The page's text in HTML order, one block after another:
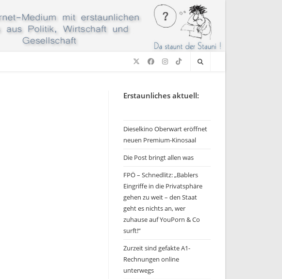
Erstaunliches aktuell:
Dieselkino Oberwart eröffnet
neuen Premium-Kinosaal
Die Post bringt allen was
FPÖ – Schnedlitz: „Bablers
Eingriffe in die Privatsphäre
gehen zu weit – den Staat
geht es nichts an, wer
zuhause auf YouPorn & Co
surft!“
Zurzeit sind gefakte A1-
Rechnungen online
unterwegs